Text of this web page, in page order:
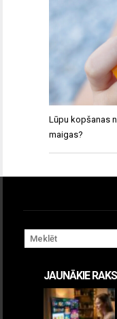
Lūpu kopšanas
maigas?
JAUNĀKIE